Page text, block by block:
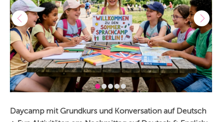
Daycamp mit Grundkurs und Konversation auf Deutsch